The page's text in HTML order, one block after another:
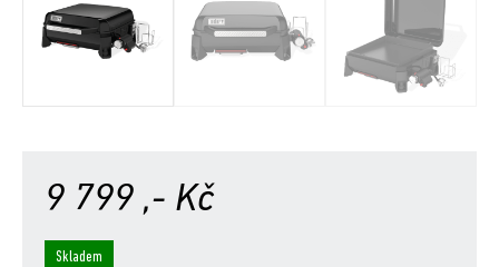
9 799 ,- Kč
Skladem